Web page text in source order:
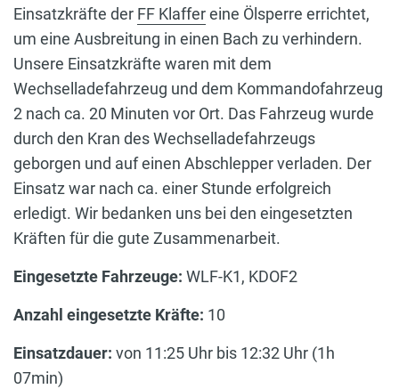
Einsatzkräfte der FF Klaffereine Ölsperre errichtet,
um eine Ausbreitung in einen Bach zu verhindern.
Unsere Einsatzkräfte waren mit dem
Wechselladefahrzeug und dem Kommandofahrzeug
2 nach ca. 20 Minuten vor Ort. Das Fahrzeug wurde
durch den Kran des Wechselladefahrzeugs
geborgen und auf einen Abschlepper verladen. Der
Einsatz war nach ca. einer Stunde erfolgreich
erledigt. Wir bedanken uns bei den eingesetzten
Kräften für die gute Zusammenarbeit.
Eingesetzte Fahrzeuge: WLF-K1, KDOF2
Anzahl eingesetzte Kräfte: 10
Einsatzdauer: von 11:25 Uhr bis 12:32 Uhr (1h
07min)